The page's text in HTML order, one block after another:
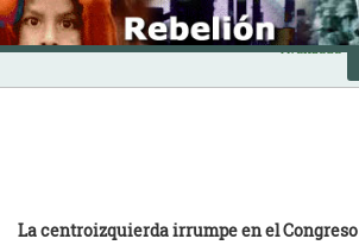
Skip
to
content
INICIO
Avanzada
La centroizquierda irrumpe en el Congreso